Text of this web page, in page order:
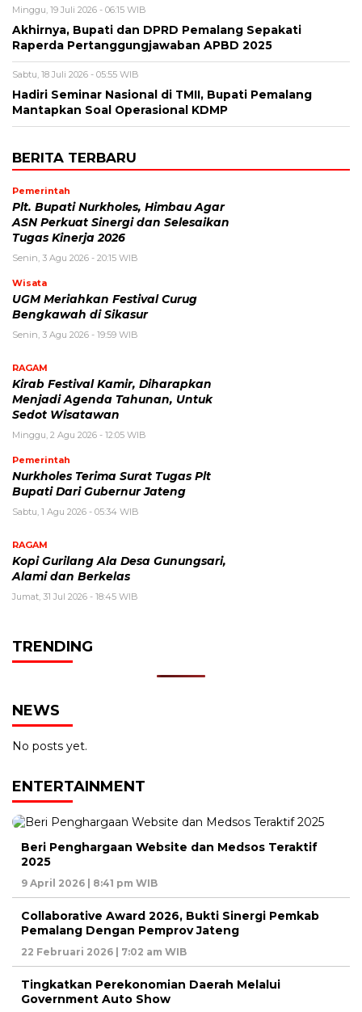
Minggu, 19 Juli 2026 - 06:15 WIB
Akhirnya, Bupati dan DPRD Pemalang Sepakati
Raperda Pertanggungjawaban APBD 2025
Sabtu, 18 Juli 2026 - 05:55 WIB
Hadiri Seminar Nasional di TMII, Bupati Pemalang
Mantapkan Soal Operasional KDMP
BERITA TERBARU
Pemerintah
Plt. Bupati Nurkholes, Himbau Agar
ASN Perkuat Sinergi dan Selesaikan
Tugas Kinerja 2026
Senin, 3 Agu 2026 - 20:15 WIB
Wisata
UGM Meriahkan Festival Curug
Bengkawah di Sikasur
Senin, 3 Agu 2026 - 19:59 WIB
RAGAM
Kirab Festival Kamir, Diharapkan
Menjadi Agenda Tahunan, Untuk
Sedot Wisatawan
Minggu, 2 Agu 2026 - 12:05 WIB
Pemerintah
Nurkholes Terima Surat Tugas Plt
Bupati Dari Gubernur Jateng
Sabtu, 1 Agu 2026 - 05:34 WIB
RAGAM
Kopi Gurilang Ala Desa Gunungsari,
Alami dan Berkelas
Jumat, 31 Jul 2026 - 18:45 WIB
TRENDING
NEWS
No posts yet.
ENTERTAINMENT
Beri Penghargaan Website dan Medsos Teraktif
2025
9 April 2026 | 8:41 pm WIB
Collaborative Award 2026, Bukti Sinergi Pemkab
Pemalang Dengan Pemprov Jateng
22 Februari 2026 | 7:02 am WIB
Tingkatkan Perekonomian Daerah Melalui
Government Auto Show